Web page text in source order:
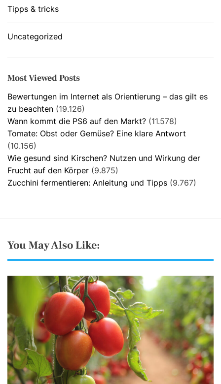
Tipps & tricks
Uncategorized
Most Viewed Posts
Bewertungen im Internet als Orientierung – das gilt es
zu beachten (19.126)
Wann kommt die PS6 auf den Markt? (11.578)
Tomate: Obst oder Gemüse? Eine klare Antwort
(10.156)
Wie gesund sind Kirschen? Nutzen und Wirkung der
Frucht auf den Körper (9.875)
Zucchini fermentieren: Anleitung und Tipps (9.767)
You May Also Like: